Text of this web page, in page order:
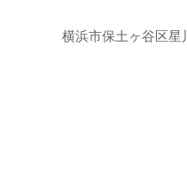
横浜市保土ヶ谷区星